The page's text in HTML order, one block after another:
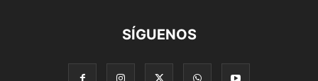
SÍGUENOS